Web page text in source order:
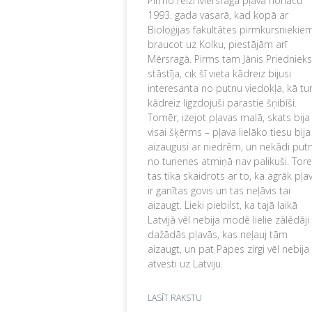
1993. gada vasarā, kad kopā ar
Bioloģijas fakultātes
braucot uz Kolku, piestājām arī
Mērsragā. Pirms tam Jānis Priednieks
stāstīja, cik šī vieta kādreiz bijusi
interesanta no putnu viedokļa, kā tur
kādreiz ligzdojuši parastie šņibīši.
Tomēr, izejot pļavas malā, skats bija
visai šķērms – pļava lielāko tiesu bija
aizaugusi ar niedrēm, un nekādi
no turienes atmiņā nav palikuši.
tas tika skaidrots ar to, ka agrāk
ir ganītas govis un tas neļāvis tai
aizaugt. Lieki piebilst, ka tajā laikā
Latvijā vēl nebija modē lielie zālēdāji
dažādās pļavās, kas neļauj tām
aizaugt, un pat Papes zirgi vēl nebija
atvesti uz Latviju.
LASĪT RAKSTU